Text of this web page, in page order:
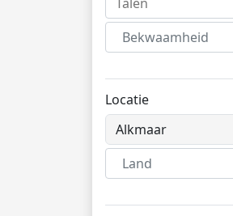
Bekwaamheid
Locatie
Land